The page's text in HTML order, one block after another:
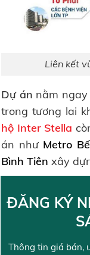
Liên kết
Dự án nằm
trong tương lai
hộ Inter Stella
án như Metro
Bình Tiên xây
ĐĂNG KÝ
Thông tin giá bán,